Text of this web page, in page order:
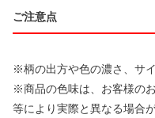
ご注意点
※柄の出方や色の濃さ、サ
※商品の色味は、お客様の
等により実際と異なる場合